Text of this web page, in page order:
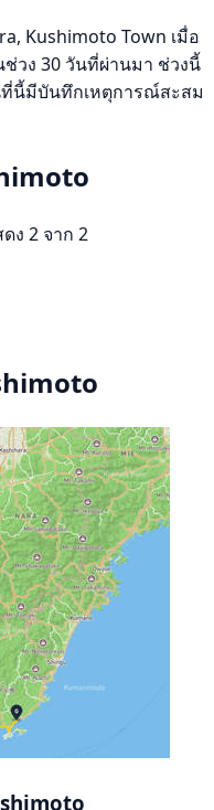
Kushimoto Town เมื่อ
วง 30 วันที่ผ่านมา ช่วงนี้
ที่นี้มีบันทึกเหตุการณ์สะสม
ง 2 จาก 2